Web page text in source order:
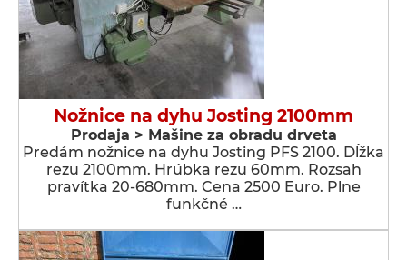
Nožnice na dyhu Josting 2100mm
Prodaja > Мašine za obradu drveta
Predám nožnice na dyhu Josting PFS 2100. Dĺžka
rezu 2100mm. Hrúbka rezu 60mm. Rozsah
pravítka 20-680mm. Cena 2500 Euro. Plne
funkčné …